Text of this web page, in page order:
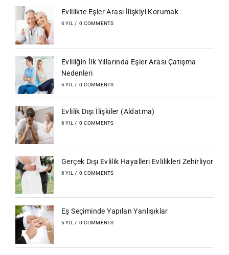
Evlilikte Eşler Arası İlişkiyi Korumak
6 YIL / 0 COMMENTS
Evliliğin İlk Yıllarında Eşler Arası Çatışma
Nedenleri
6 YIL / 0 COMMENTS
Evlilik Dışı İlişkiler (Aldatma)
6 YIL / 0 COMMENTS
Gerçek Dışı Evlilik Hayalleri Evlilikleri Zehirliyor
6 YIL / 0 COMMENTS
Eş Seçiminde Yapılan Yanlışıklar
6 YIL / 0 COMMENTS